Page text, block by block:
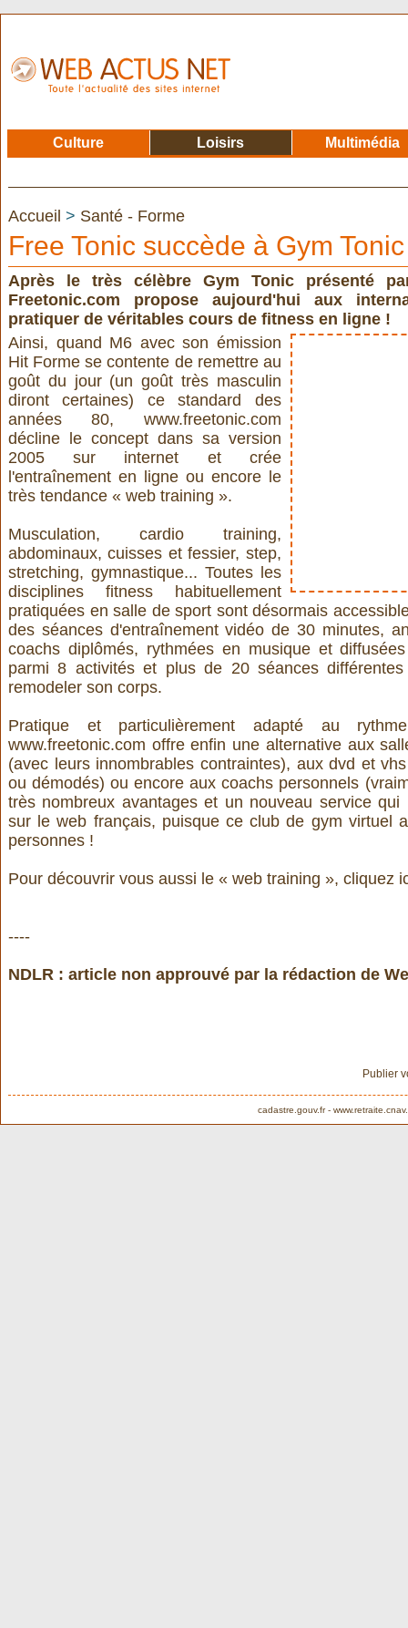
Accueil > Santé - Forme
Free Tonic succède à Gym
Après le très célèbre Gym Tonic présenté
Freetonic.com propose aujourd'hui aux
pratiquer de véritables cours de fitness en ligne !
Ainsi, quand M6 avec son émission
Hit Forme se contente de remettre au
goût du jour (un goût très masculin
diront certaines) ce standard des
années 80, www.freetonic.com
décline le concept dans sa version
2005 sur internet et crée
l'entraînement en ligne ou encore le
très tendance « web training ».
Musculation, cardio training,
abdominaux, cuisses et fessier, step,
stretching, gymnastique... Toutes les
disciplines fitness habituellement
pratiquées en salle de sport sont désormais
des séances d'entraînement vidéo de 30 minutes,
coachs diplômés, rythmées en musique et
parmi 8 activités et plus de 20 séances
remodeler son corps.
Pratique et particulièrement adapté au
www.freetonic.com offre enfin une alternative aux
(avec leurs innombrables contraintes), aux dvd et
ou démodés) ou encore aux coachs personnels
très nombreux avantages et un nouveau service
sur le web français, puisque ce club de gym virtuel
personnes !
Pour découvrir vous aussi le « web training », cliquez
----
NDLR : article non approuvé par la rédaction de
Publier
cadastre.gouv.fr-
Culture Loisirs Multimédia